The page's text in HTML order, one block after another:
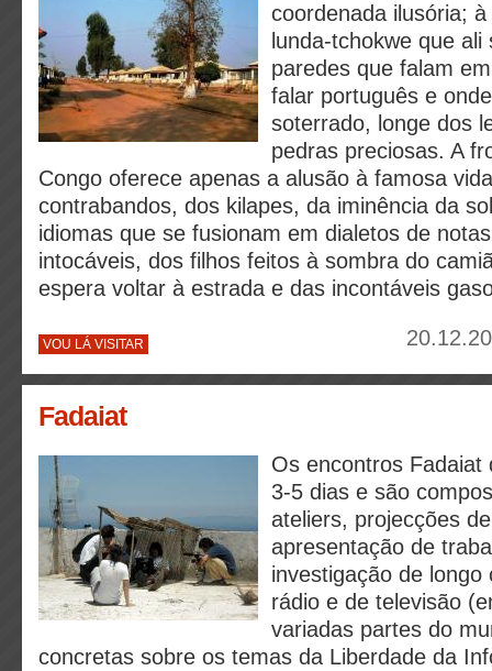
coordenada ilusória;
lunda-tchokwe que
paredes que falam
falar português e
soterrado, longe dos
pedras preciosas. A
Congo oferece apenas a alusão à famosa
contrabandos, dos kilapes, da iminência da
idiomas que se fusionam em dialetos de
intocáveis, dos filhos feitos à sombra do
espera voltar à estrada e das incontáveis
VOU LÁ VISITAR
Fadaiat
Os encontros
3-5 dias e são
ateliers, projecções
apresentação de
investigação de
rádio e de televisão
variadas partes do
concretas sobre os temas da Liberdade da